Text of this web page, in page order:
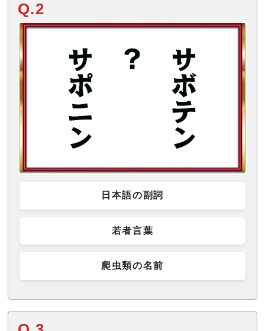
Q.2
日本語の副詞
若者言葉
爬虫類の名前